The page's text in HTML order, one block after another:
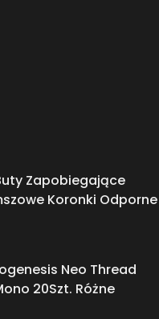
Zapobiegające
Koronki Odporne
Neo Thread
20Szt. Różne